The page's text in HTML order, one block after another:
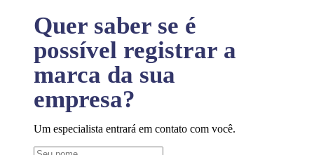
Quer saber se é
possível registrar a
marca da sua
empresa?
Um especialista entrará em contato com você.